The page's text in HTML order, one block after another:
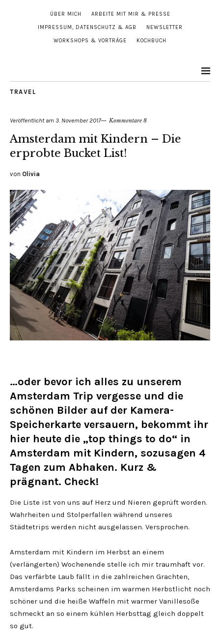
ÜBER MICH ARBEITE MIT MIR & PRESSE
IMPRESSUM, DATENSCHUTZ & AGB NEWSLETTER
WORKSHOPS & VORTRÄGE KOCHBUCH
TRAVEL
Veröffentlicht am 3. November 2017 Kommentare 8
Amsterdam mit Kindern – Die
erprobte Bucket List!
von Olivia
…oder bevor ich alles zu unserem
Amsterdam Trip vergesse und die
schönen Bilder auf der Kamera-
Speicherkarte versauern, bekommt ihr
hier heute die „top things to do“ in
Amsterdam mit Kindern, sozusagen 4
Tagen zum Abhaken. Kurz &
prägnant. Check!
Die Liste ist von uns auf Herz und Nieren geprüft worden.
Wahrheiten und Stolperfallen während unseres
Städtetrips werden nicht ausgelassen. Versprochen.
Amsterdam mit Kindern im Herbst an einem
(verlängerten) Wochenende stelle ich mir traumhaft vor.
Das verfärbte Laub fällt in die zahlreichen Grachten,
Amsterdams Parks scheinen im warmen Herbstlicht noch
schöner und die heiße Waffeln mit warmer Vanillesoße
schmeckt an so einem kühlen Herbsttag gleich doppelt
so gut.